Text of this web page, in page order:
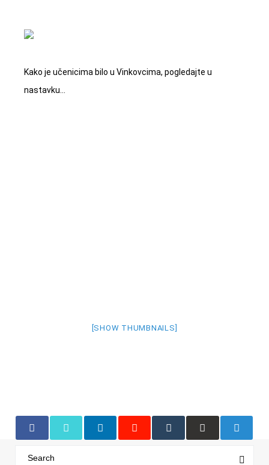
Kako je učenicima bilo u Vinkovcima, pogledajte u
nastavku…
[SHOW THUMBNAILS]